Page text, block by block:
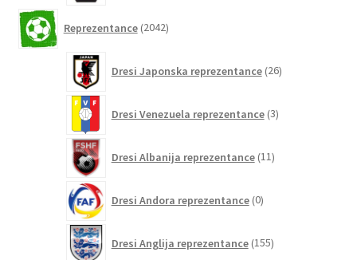
Reprezentance 2042izdelkov
Dresi Japonska reprezentance 26izdelkov
Dresi Venezuela reprezentance 3izdelki
Dresi Albanija reprezentance 11izdelkov
Dresi Andora reprezentance 0izdelkov
Dresi Anglija reprezentance 155izdelkov